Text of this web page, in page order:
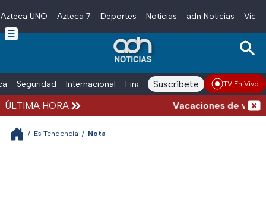
Skip to main content
Azteca UNO Azteca 7 Deportes Noticias adn Noticias
Seguridad Internacional Finanzas adn Noticias Radio
Suscríbete TV En Vivo
ÚLTIMA HORA Vacaciones de verano
/ Es Tendencia / Nota